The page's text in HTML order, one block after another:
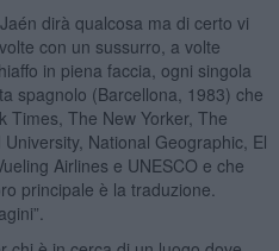
dirà qualcosa ma di certo vi
con un sussurro, a volte
in piena faccia, ogni singola
spagnolo (Barcellona, 1983) che
Times, The New Yorker, The
National Geographic, El
Airlines e UNESCO e che
principale è la traduzione.